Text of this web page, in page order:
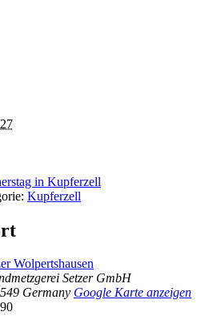
in Kupferzell
Kupferzell
Wolpertshausen
Setzer GmbH
Germany Google Karte anzeigen